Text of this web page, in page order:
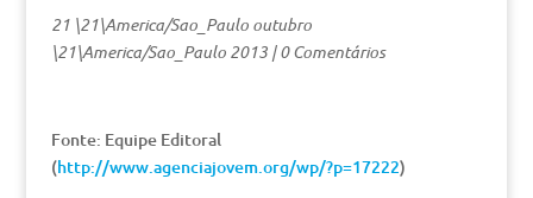
21 \21\America/Sao_Paulo outubro
\21\America/Sao_Paulo 2013|0 Comentários
Fonte: Equipe Editoral
(http://www.agenciajovem.org/wp/?p=17222)